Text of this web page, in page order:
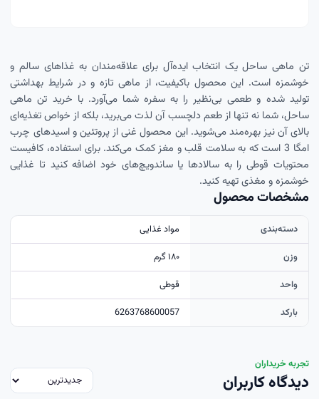
تن ماهی ساحل یک انتخاب ایده‌آل برای علاقه‌مندان به غذاهای سالم و
خوشمزه است. این محصول باکیفیت، از ماهی تازه و در شرایط بهداشتی
تولید شده و طعمی بی‌نظیر را به سفره شما می‌آورد. با خرید تن ماهی
ساحل، شما نه تنها از طعم دلچسب آن لذت می‌برید، بلکه از خواص تغذیه‌ای
بالای آن نیز بهره‌مند می‌شوید. این محصول غنی از پروتئین و اسیدهای چرب
امگا 3 است که به سلامت قلب و مغز کمک می‌کند. برای استفاده، کافیست
محتویات قوطی را به سالادها یا ساندویچ‌های خود اضافه کنید تا غذایی
خوشمزه و مغذی تهیه کنید.
مشخصات محصول
دسته‌بندی
مواد غذایی
وزن
۱۸۰ گرم
واحد
قوطی
بارکد
6263768600057
تجربه خریداران
دیدگاه کاربران